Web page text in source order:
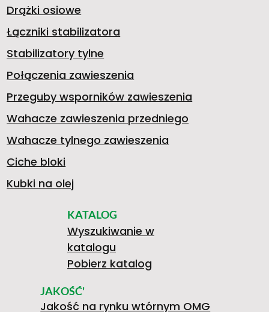
Drążki osiowe
Łączniki stabilizatora
Stabilizatory tylne
Połączenia zawieszenia
Przeguby wsporników zawieszenia
Wahacze zawieszenia przedniego
Wahacze tylnego zawieszenia
Ciche bloki
Kubki na olej
KATALOG
Wyszukiwanie w
katalogu
Pobierz katalog
JAKOŚĆ'
Jakość na rynku wtórnym OMG